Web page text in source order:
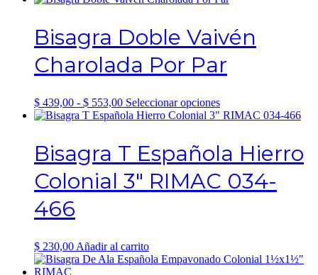
$ 4.393,00
hasta
$ 4.840,00
variantes.
Las
en
de
producto
Bisagra Doble Vaivén
Charolada Por Par
$ 439,00 - $ 553,00Rango
de
$ 439,00
hasta
$ 553,00
Seleccionar opcionesEste
producto
variantes.
Las
opciones
se
página
de
Bisagra T Española Hierro
Colonial 3″ RIMAC 034-
466
$ 230,00 Añadir al carrito